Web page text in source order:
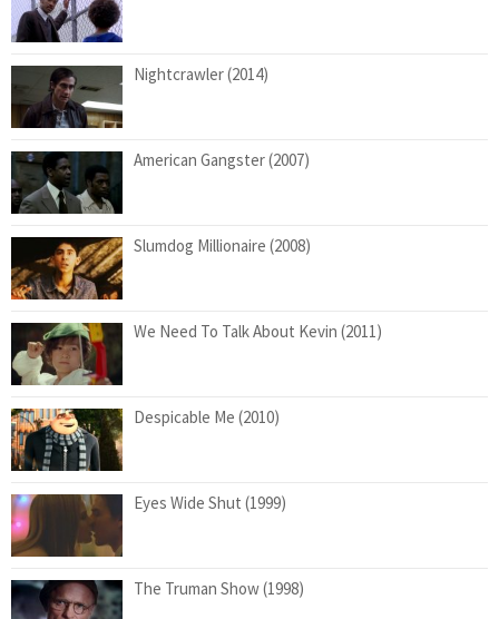
Nightcrawler (2014)
American Gangster (2007)
Slumdog Millionaire (2008)
We Need To Talk About Kevin (2011)
Despicable Me (2010)
Eyes Wide Shut (1999)
The Truman Show (1998)